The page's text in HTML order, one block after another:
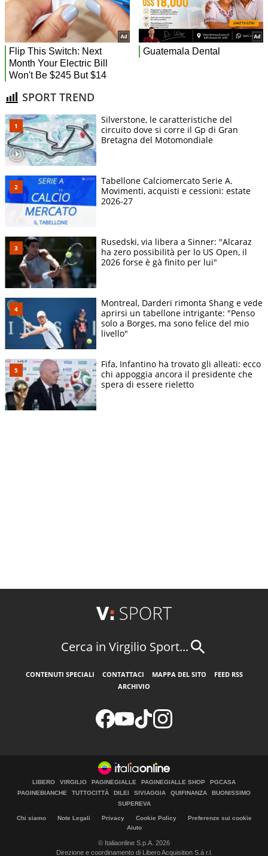
SPORT TREND
Silverstone, le caratteristiche del
circuito dove si corre il Gp di Gran
Bretagna del Motomondiale
Tabellone Calciomercato Serie A.
Movimenti, acquisti e cessioni: estate
2026-27
Rusedski, via libera a Sinner: "Alcaraz
ha zero possibilità per lo US Open, il
2026 forse è gà finito per lui"
Montreal, Darderi rimonta Shang e vede
aprirsi un tabellone intrigante: "Penso
solo a Borges, ma sono felice del mio
livello"
Fifa, Infantino ha trovato gli alleati: ecco
chi appoggia ancora il presidente che
spera di essere rieletto
Cerca in Virgilio Sport...
CONTENUTI SPECIALI CONTATTACI MAPPA DEL SITO
FEED RSS
ARCHIVIO
LIBERO VIRGILIO PAGINEGIALLE PAGINEGIALLE SHOP
PGCASA
PAGINEBIANCHE
TUTTOCITTÀ DILEI SIVIAGGIA QUIFINANZA
BUONISSIMO
SUPEREVA
Chi siamo Note Legali Privacy Cookie Policy
Preferenze sui cookie
Aiuto
© Italiaonline S.p.A. 2026
Direzione e coordinamento di Libero Acquisition S.á r.l.